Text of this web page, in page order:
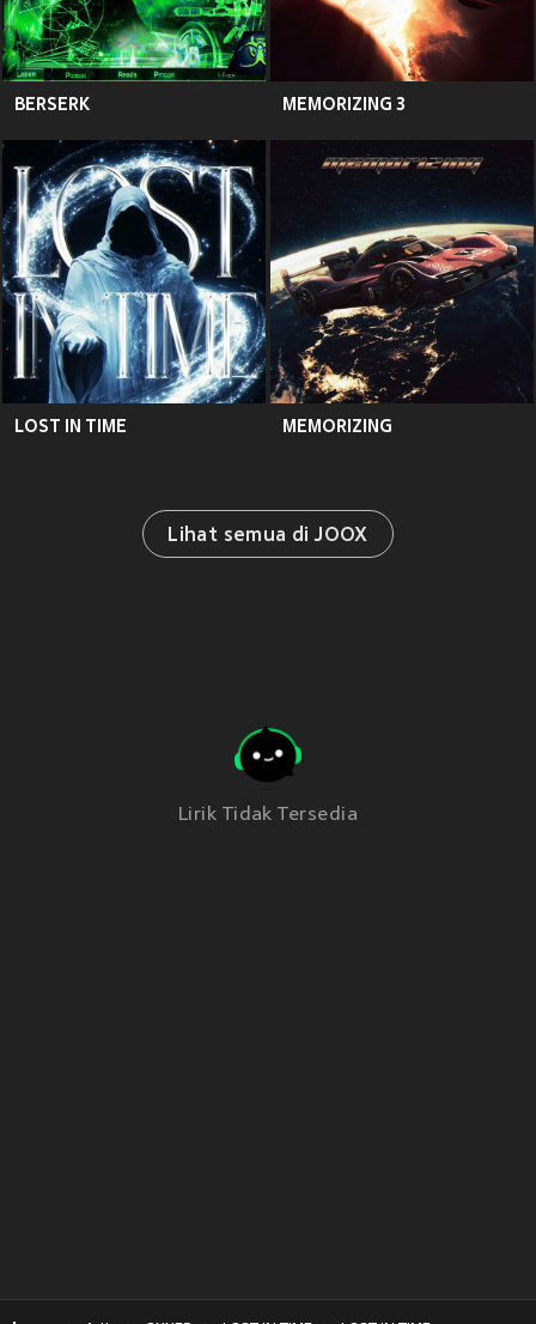
BERSERK MEMORIZING 3
LOST IN TIME MEMORIZING
Lihat semua di JOOX
Lirik Tidak Tersedia